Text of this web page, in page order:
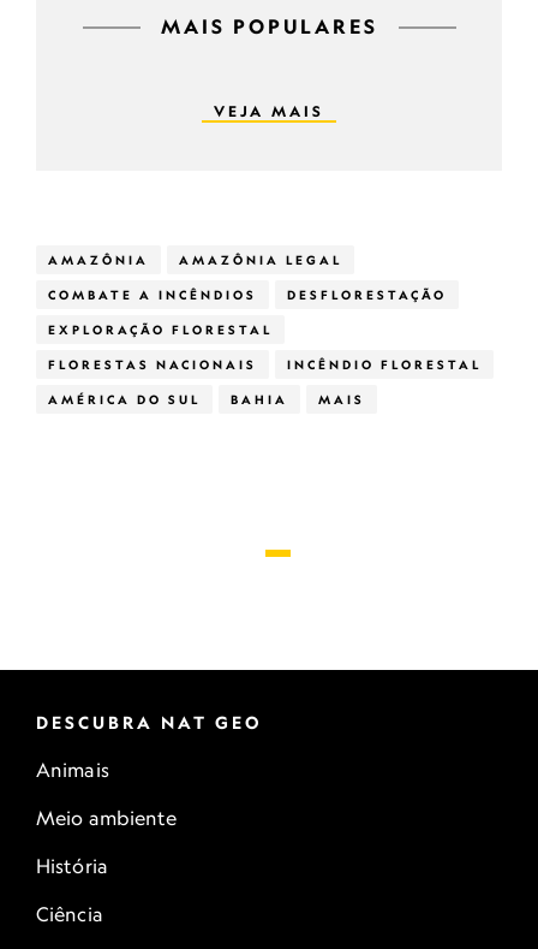
MAIS POPULARES
VEJA MAIS
AMAZÔNIA AMAZÔNIA LEGAL
COMBATE A INCÊNDIOS DESFLORESTAÇÃO
EXPLORAÇÃO FLORESTAL
FLORESTAS NACIONAIS INCÊNDIO FLORESTAL
AMÉRICA DO SUL BAHIA MAIS
DESCUBRA NAT GEO
Animais
Meio ambiente
História
Ciência